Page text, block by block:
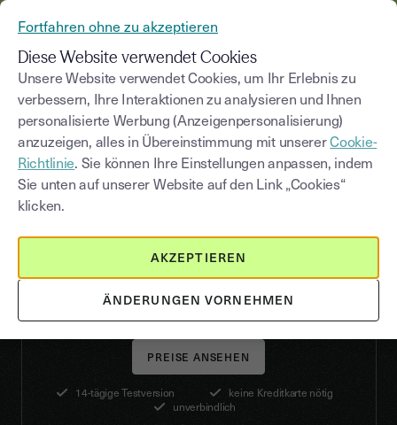
FAST GROWING COMPANIES
Wachstumsstarke Unternehmen:
Bleiben Sieauf
Entdecken Sie eine neue, zu 100 % digitale
Signaturlösung.
PREISE ANSEHEN
14-tägige Testversion
keine Kreditkarte nötig
unverbindlich
Fortfahren ohne zu akzeptieren
Diese Website verwendet Cookies
Unsere Website verwendet Cookies, um Ihr Erlebnis zu
verbessern, Ihre Interaktionen zu analysieren und Ihnen
personalisierte Werbung (Anzeigenpersonalisierung)
anzuzeigen, alles in Übereinstimmung mit unsererCookie-
Richtlinie. Sie können Ihre Einstellungen anpassen, indem
Sie unten auf unserer Website auf den Link „Cookies“
klicken.
ÄNDERUNGEN VORNEHMEN
AKZEPTIEREN